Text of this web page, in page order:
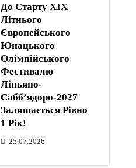
До Старту XIX
Літнього
Європейського
Юнацького
Олімпійського
Фестивалю
Ліньяно-
Сабб’ядоро-2027
Залишається Рівно
1 Рік!
25.07.2026